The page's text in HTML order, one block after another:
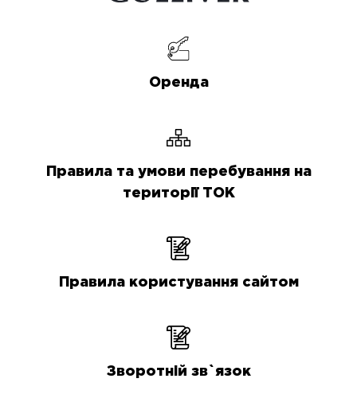
Оренда
Правила та умови перебування на
території ТОК
Правила користування сайтом
Зворотній зв`язок